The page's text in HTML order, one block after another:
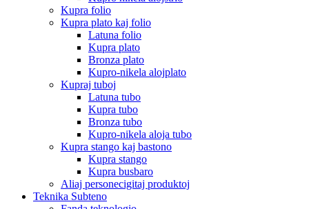
Kupra folio
Kupra plato kaj folio
Latuna folio
Kupra plato
Bronza plato
Kupro-nikela alojplato
Kupraj tuboj
Latuna tubo
Kupra tubo
Bronza tubo
Kupro-nikela aloja tubo
Kupra stango kaj bastono
Kupra stango
Kupra busbaro
Aliaj personecigitaj produktoj
Teknika Subteno